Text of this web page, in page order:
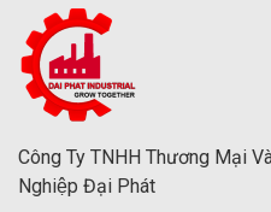
Công Ty TNHH Thương Mại
Nghiệp Đại Phát